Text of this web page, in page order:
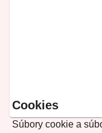
Cookies
Súbory cookie a